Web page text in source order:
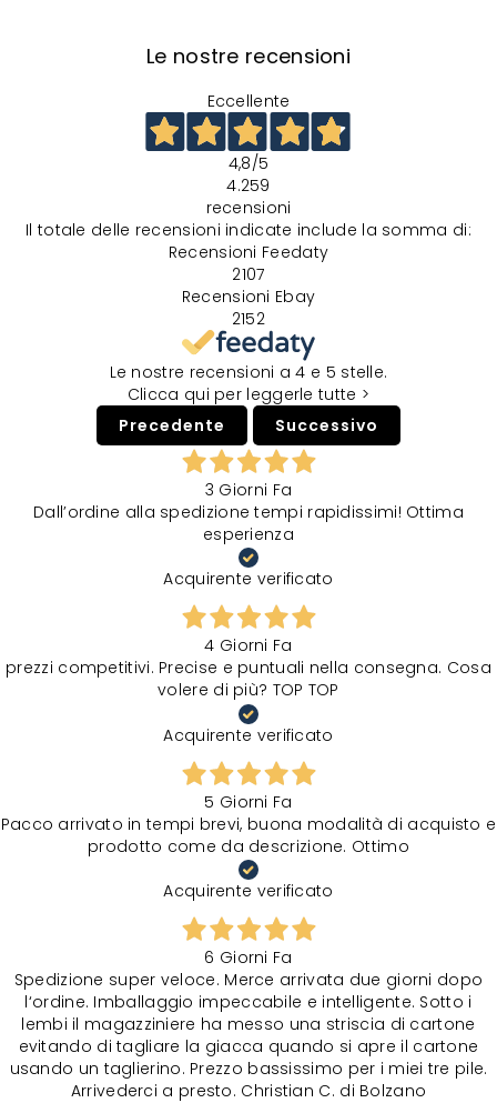
Le nostre recensioni
Eccellente
4,8/5
4.259
recensioni
Il totale delle recensioni indicate include la somma di:
Recensioni Feedaty
2107
Recensioni Ebay
2152
Le nostre recensioni a 4 e 5 stelle.
Clicca qui per leggerle tutte >
Precedente
Successivo
3 Giorni Fa
Dall’ordine alla spedizione tempi rapidissimi! Ottima
esperienza
Acquirente verificato
4 Giorni Fa
prezzi competitivi. Precise e puntuali nella consegna. Cosa
volere di più? TOP TOP
Acquirente verificato
5 Giorni Fa
Pacco arrivato in tempi brevi, buona modalità di acquisto e
prodotto come da descrizione. Ottimo
Acquirente verificato
6 Giorni Fa
Spedizione super veloce. Merce arrivata due giorni dopo
l‘ordine. Imballaggio impeccabile e intelligente. Sotto i
lembi il magazziniere ha messo una striscia di cartone
evitando di tagliare la giacca quando si apre il cartone
usando un taglierino. Prezzo bassissimo per i miei tre pile.
Arrivederci a presto. Christian C. di Bolzano